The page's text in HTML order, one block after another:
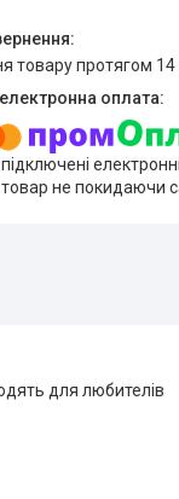
товару протягом 14
підключені
не покидаючи
для любителів